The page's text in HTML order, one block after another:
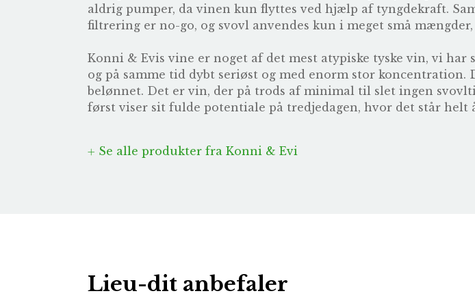
aldrig pumper, da vinen kun flyttes ved hjælp af tyngdekraft.
filtrering er no-go, og svovl anvendes kun i meget små
Konni & Evis vine er noget af det mest atypiske tyske vin, vi
og på samme tid dybt seriøst og med enorm stor
belønnet. Det er vin, der på trods af minimal til slet ingen
først viser sit fulde potentiale på tredjedagen, hvor det står helt
Se alle produkter fra Konni & Evi
Lieu-dit anbefaler